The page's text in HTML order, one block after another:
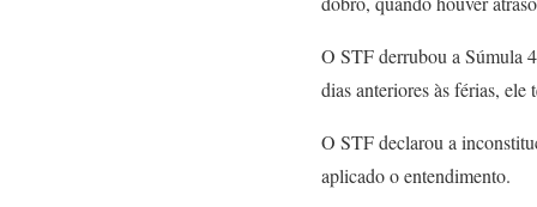
O STF derrubou a Súmula
dias anteriores às férias,
O STF declarou a
aplicado o entendimento.